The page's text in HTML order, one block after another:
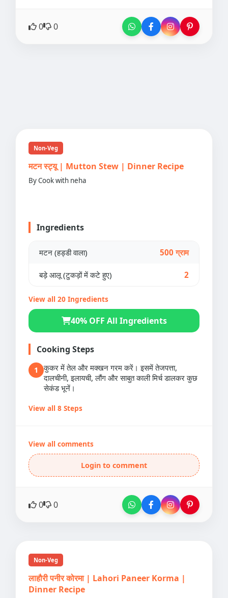
0 0
Non-Veg
मटन स्ट्यू | Mutton Stew | Dinner Recipe
By Cook with neha
Ingredients
मटन (हड्डी वाला) 500 ग्राम
बड़े आलू (टुकड़ों में कटे हुए) 2
View all 20 Ingredients
40% OFF All Ingredients
Cooking Steps
1
कुकर में तेल और मक्खन गरम करें। इसमें तेजपत्ता,
दालचीनी, इलायची, लौंग और साबुत काली मिर्च डालकर कुछ
सेकंड भूनें।
View all 8 Steps
View all comments
Login to comment
0 0
Non-Veg
लाहौरी पनीर कोरमा | Lahori Paneer Korma |
Dinner Recipe